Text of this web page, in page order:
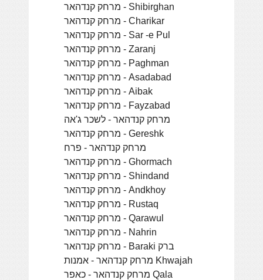
מרחק קנדהאר - Shibirghan
מרחק קנדהאר - Charikar
מרחק קנדהאר - Sar -e Pul
מרחק קנדהאר - Zaranj
מרחק קנדהאר - Paghman
מרחק קנדהאר - Asadabad
מרחק קנדהאר - Aibak
מרחק קנדהאר - Fayzabad
מרחק קנדהאר - לשכר ג'אה
מרחק קנדהאר - Gereshk
מרחק קנדהאר - פרח
מרחק קנדהאר - Ghormach
מרחק קנדהאר - Shindand
מרחק קנדהאר - Andkhoy
מרחק קנדהאר - Rustaq
מרחק קנדהאר - Qarawul
מרחק קנדהאר - Nahrin
מרחק קנדהאר - Baraki ברק
מרחק קנדהאר - אמנות Khwajah
מרחק קנדהאר - כאפר Qala